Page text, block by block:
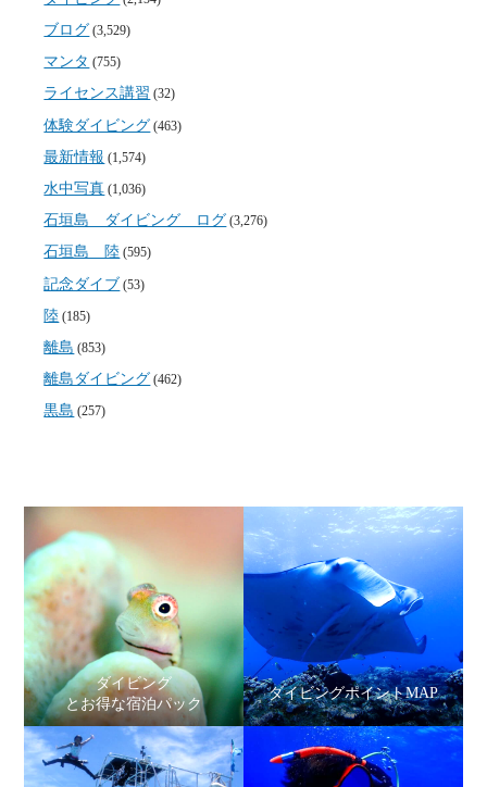
ブログ (3,529)
マンタ (755)
ライセンス講習 (32)
体験ダイビング (463)
最新情報 (1,574)
水中写真 (1,036)
石垣島 ダイビング ログ (3,276)
石垣島 陸 (595)
記念ダイブ (53)
陸 (185)
離島 (853)
離島ダイビング (462)
黒島 (257)
ダイビング
とお得な宿泊パック
ダイビングポイントMAP